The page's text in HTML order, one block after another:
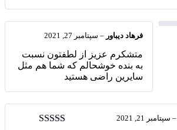
فرهاد دیباور – سپتامبر 27, 2021
متشکرم عزیز از لطفتون نسبت
به بنده خوشحالم که شما هم مثل
سایرین راضی هستید
– سپتامبر 21, 2021